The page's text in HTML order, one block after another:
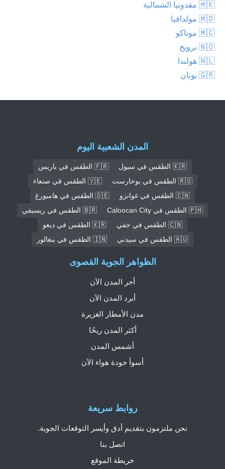
🇲🇰 مقدونيا الشمالية
🇲🇩 مولدافيا
🇲🇨 موناكو
🇳🇴 نرويج
🇳🇱 هولندا
🇬🇷 يونان
المدن الشعبية اليوم
🇰🇷 الطقس في سيول
🇫🇷 الطقس في باريس
🇷🇴 الطقس في بوخارست
🇾🇪 الطقس في صنعاء
🇨🇳 الطقس في غوانزو
🇩🇪 الطقس في هامبورغ
🇵🇭 الطقس في Caloocan City
🇧🇷 الطقس في ريسيفي
🇨🇳 الطقس في خفي
🇰🇷 الطقس في ديغو
🇦🇺 الطقس في سيدني
🇮🇳 الطقس في بنغالور
روابط سريعة
نحن ملتزمون بتقديم أدق وأيسر التوقعات الجوية.
اتصل بنا
خريطة الموقع
الظواهر الجوية القصوى
أحر المدن الآن
أبرد المدن الآن
مدن الأمطار الغزيرة
أكثر المدن ريحًا
أشمس المدن
أسوأ جودة هواء الآن